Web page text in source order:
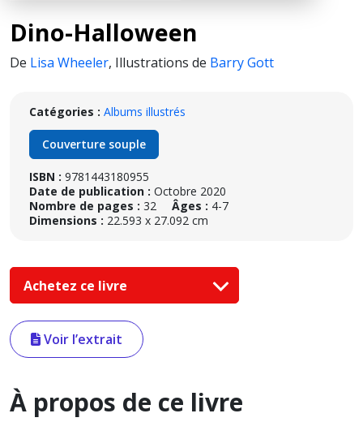
Dino-Halloween
De Lisa Wheeler, Illustrations de Barry Gott
Catégories : Albums illustrés
Couverture souple
ISBN : 9781443180955
Date de publication : Octobre 2020
Nombre de pages : 32 Âges : 4-7
Dimensions : 22.593 x 27.092 cm
Achetez ce livre
Voir l’extrait
À propos de ce livre